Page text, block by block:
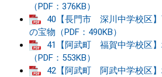
（PDF：376KB）
40【長門市 深川中学校区
の宝物（PDF：490KB）
41【阿武町 福賀中学校区
（PDF：553KB）
42【阿武町 阿武中学校区